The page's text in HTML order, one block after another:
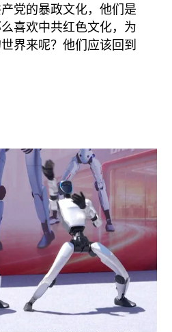
党的暴政文化，他们是
喜欢中共红色文化，为
界来呢？他们应该回到